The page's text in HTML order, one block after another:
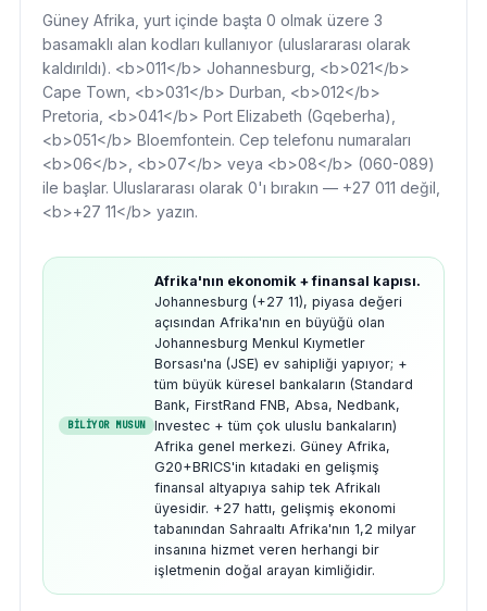
Güney Afrika, yurt içinde başta 0 olmak üzere 3
basamaklı alan kodları kullanıyor (uluslararası olarak
kaldırıldı). <b>011</b> Johannesburg, <b>021</b>
Cape Town, <b>031</b> Durban, <b>012</b>
Pretoria, <b>041</b> Port Elizabeth (Gqeberha),
<b>051</b> Bloemfontein. Cep telefonu numaraları
<b>06</b>, <b>07</b> veya <b>08</b> (060-089)
ile başlar. Uluslararası olarak 0'ı bırakın — +27 011 değil,
<b>+27 11</b> yazın.
BİLİYOR MUSUN
Afrika'nın ekonomik + finansal kapısı.
Johannesburg (+27 11), piyasa değeri
açısından Afrika'nın en büyüğü olan
Johannesburg Menkul Kıymetler
Borsası'na (JSE) ev sahipliği yapıyor; +
tüm büyük küresel bankaların (Standard
Bank, FirstRand FNB, Absa, Nedbank,
Investec + tüm çok uluslu bankaların)
Afrika genel merkezi. Güney Afrika,
G20+BRICS'in kıtadaki en gelişmiş
finansal altyapıya sahip tek Afrikalı
üyesidir. +27 hattı, gelişmiş ekonomi
tabanından Sahraaltı Afrika'nın 1,2 milyar
insanına hizmet veren herhangi bir
işletmenin doğal arayan kimliğidir.